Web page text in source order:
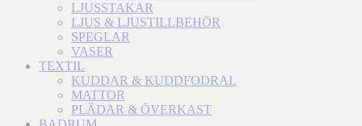
LJUSSTAKAR
LJUS & LJUSTILLBEHÖR
SPEGLAR
VASER
TEXTIL
KUDDAR & KUDDFODRAL
MATTOR
PLÄDAR & ÖVERKAST